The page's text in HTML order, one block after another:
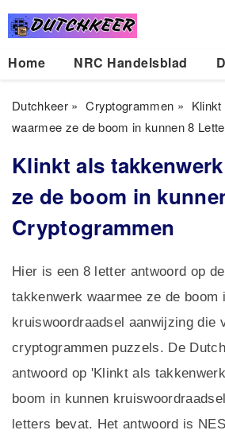
Home NRC Handelsblad
Dutchkeer» Cryptogrammen »
waarmee ze de boom in kunnen 8
Klinkt als
ze de boom in
Cryptogrammen
Hier is een 8 letter antwoord op
takkenwerk waarmee ze de boom
kruiswoordraadsel aanwijzing die
cryptogrammen puzzels. De
antwoord op 'Klinkt als
boom in kunnen
letters bevat. Het antwoord is